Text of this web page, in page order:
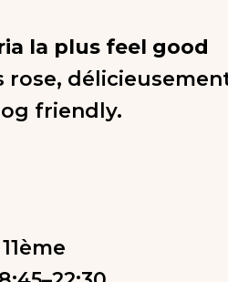
la plus feel good
friendly.